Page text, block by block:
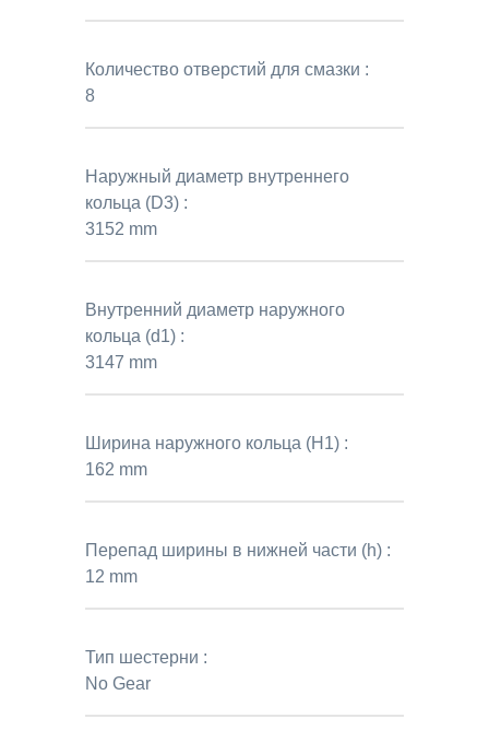
Количество отверстий для смазки :
8
Наружный диаметр внутреннего
кольца (D3) :
3152 mm
Внутренний диаметр наружного
кольца (d1) :
3147 mm
Ширина наружного кольца (H1) :
162 mm
Перепад ширины в нижней части (h) :
12 mm
Тип шестерни :
No Gear